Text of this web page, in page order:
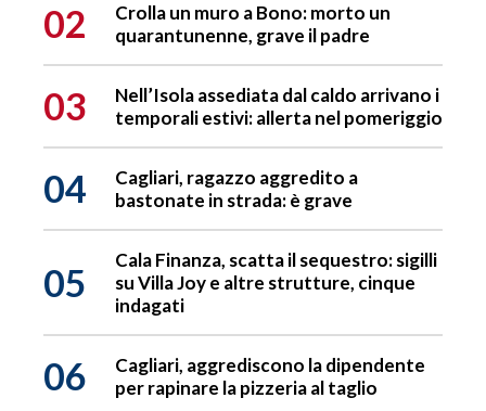
02
Crolla un muro a Bono: morto un
quarantunenne, grave il padre
03
Nell’Isola assediata dal caldo arrivano i
temporali estivi: allerta nel pomeriggio
04
Cagliari, ragazzo aggredito a
bastonate in strada: è grave
05
Cala Finanza, scatta il sequestro: sigilli
su Villa Joy e altre strutture, cinque
indagati
06
Cagliari, aggrediscono la dipendente
per rapinare la pizzeria al taglio